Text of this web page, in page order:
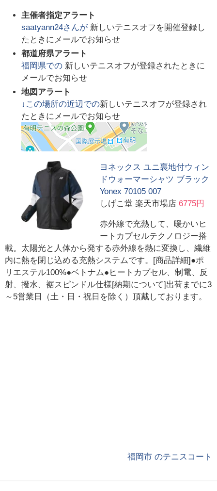
主催者指定アラート
saatyann24さんが 新しいテニスオフを開催登録し
たときにメールでお知らせ
都道府県アラート
福岡県での 新しいテニスオフが登録されたときに
メールでお知らせ
地図アラート
↓この場所の近辺での新しいテニスオフが登録され
たときにメールでお知らせ
ヨネックス ユニ裏地付ウィン
ドウォーマーシャツ ブラック
Yonex 70105 007
しげこ堂 楽天市場店 6775円
赤外線で充熱して、暖かいヒ
ートカプセルテクノロジー搭
載。太陽光と人体から発する赤外線を熱に変換し、繊維
内に熱を閉じ込める充熱システムです。[商品詳細]●ポ
リエステル100%●ベトナム●ヒートカプセル、制電、反
射、撥水、裾スピンドル仕様[納期について]出荷までに3
～5営業日（土・日・祝日を除く）頂戴しております。
福岡市 のテニスコート